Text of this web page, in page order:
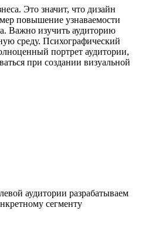
Это значит, что дизайн
повышение узнаваемости
Важно изучить аудиторию
среду. Психографический
портрет аудитории,
при создании визуальной
аудитории разрабатываем
сегменту